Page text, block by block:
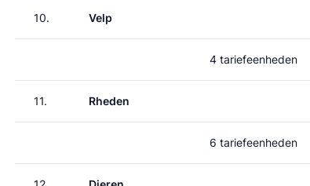
10. Velp
4 tariefeenheden
11. Rheden
6 tariefeenheden